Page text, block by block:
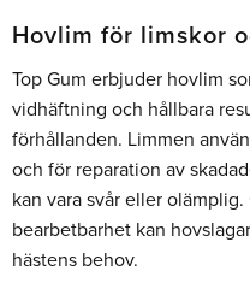
Hovlim för limskor
Top Gum erbjuder hovlim
vidhäftning och hållbara
förhållanden. Limmen
och för reparation av
kan vara svår eller
bearbetbarhet kan
hästens behov.